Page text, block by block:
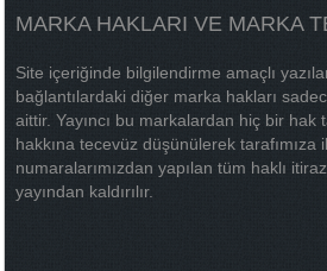
MARKA HAKLARI VE MARKA
Site içeriğinde bilgilendirme amaçlı
bağlantılardaki diğer marka hakları
aittir. Yayıncı bu markalardan hiç bir hak
hakkına tecevüz düşünülerek tarafımıza
numaralarımızdan yapılan tüm haklı
yayından kaldırılır.